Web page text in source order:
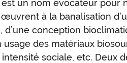
un nom évocateur pour
à la banalisation
d’une conception
usage des matériaux
sociale, etc. Deux